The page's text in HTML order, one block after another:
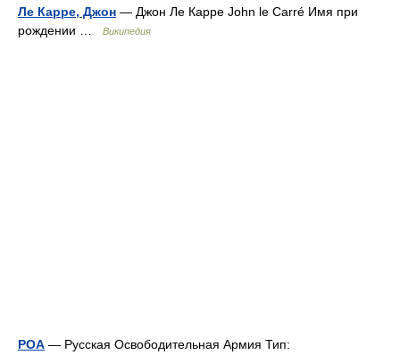
Ле Карре, Джон — Джон Ле Карре John le Carré Имя при
рождении …
Википедия
РОА — Русская Освободительная Армия Тип: